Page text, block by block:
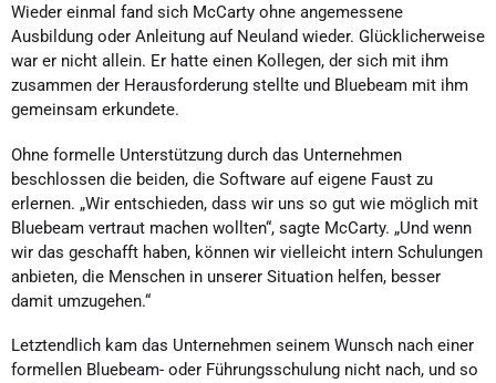
Wieder einmal fand sich McCarty ohne angemessene
Ausbildung oder Anleitung auf Neuland wieder. Glücklicherweise
war er nicht allein. Er hatte einen Kollegen, der sich mit ihm
zusammen der Herausforderung stellte und Bluebeam mit ihm
gemeinsam erkundete.
Ohne formelle Unterstützung durch das Unternehmen
beschlossen die beiden, die Software auf eigene Faust zu
erlernen. „Wir entschieden, dass wir uns so gut wie möglich mit
Bluebeam vertraut machen wollten“, sagte McCarty. „Und wenn
wir das geschafft haben, können wir vielleicht intern Schulungen
anbieten, die Menschen in unserer Situation helfen, besser
damit umzugehen.“
Letztendlich kam das Unternehmen seinem Wunsch nach einer
formellen Bluebeam- oder Führungsschulung nicht nach, und so